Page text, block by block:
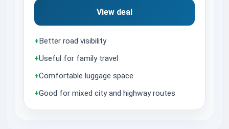
View deal
+Better road visibility
+Useful for family travel
+Comfortable luggage space
+Good for mixed city and highway routes